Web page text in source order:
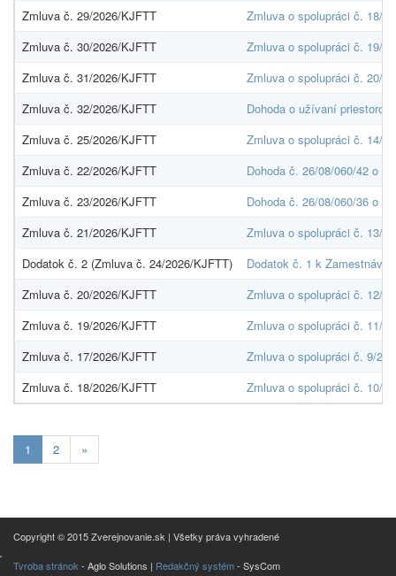
Zmluva č. 29/2026/KJFTT
Zmluva o spolupráci č. 18/
Zmluva č. 30/2026/KJFTT
Zmluva o spolupráci č. 19/
Zmluva č. 31/2026/KJFTT
Zmluva o spolupráci č. 20/
Zmluva č. 32/2026/KJFTT
Dohoda o užívaní priestorov
Zmluva č. 25/2026/KJFTT
Zmluva o spolupráci č. 14/
Zmluva č. 22/2026/KJFTT
Dohoda č. 26/08/060/42 o
Zmluva č. 23/2026/KJFTT
Dohoda č. 26/08/060/36 o
Zmluva č. 21/2026/KJFTT
Zmluva o spolupráci č. 13/
Dodatok č. 2 (Zmluva č. 24/2026/KJFTT)
Dodatok č. 1 k
Zmluva č. 20/2026/KJFTT
Zmluva o spolupráci č. 12/
Zmluva č. 19/2026/KJFTT
Zmluva o spolupráci č. 11/
Zmluva č. 17/2026/KJFTT
Zmluva o spolupráci č. 9/
Zmluva č. 18/2026/KJFTT
Zmluva o spolupráci č. 10/
1 Aktuálna
stránka
2 »
Copyright © 2015 Zverejnovanie.sk | Všetky práva vyhradené
Tvroba stránok - Aglo Solutions | Redakčný systém- SysCom